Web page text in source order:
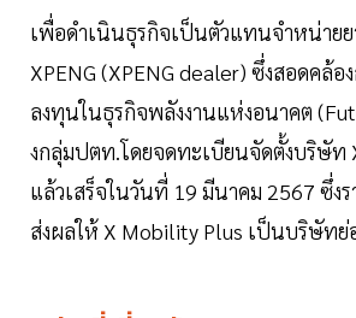
เพื่อดำเนินธุรกิจเป็นตัวแทนจำหน่าย
XPENG (XPENG dealer) ซึ่งสอดคล้อ
ลงทุนในธุรกิจพลังงานแห่งอนาคต
งกลุ่มปตท.โดยจดทะเบียนจัดตั้งบริษัท
แล้วเสร็จในวันที่ 19 มีนาคม 2567 ซึ่งร
ส่งผลให้ X Mobility Plus เป็นบริษัทย่